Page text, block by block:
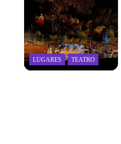
LUGARES TEATRO